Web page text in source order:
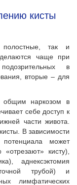
кисты
так и
чаще при
в
вторые – для
общим наркозом в
себе доступ к
части живота.
В зависимости
может
«отрезают» кисту),
аднексэктомия
трубой) и
лимфатических